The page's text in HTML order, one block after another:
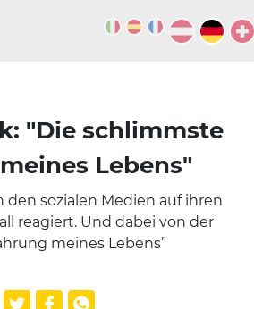
"Die schlimmste
Lebens"
den sozialen Medien auf ihren
reagiert. Und dabei von der
meines Lebens”